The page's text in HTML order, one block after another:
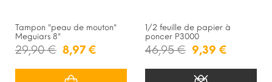
Tampon "peau de mouton"
Meguiars 8"
29,90 € 8,97 €
1/2 feuille de papier à
poncer P3000
46,95 € 9,39 €